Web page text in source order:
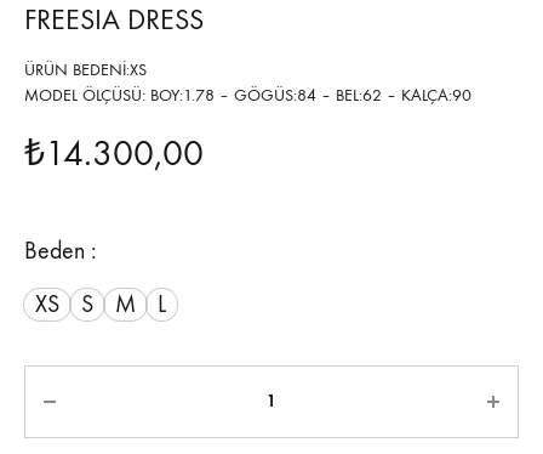
FREESIA DRESS
ÜRÜN BEDENİ:XS
MODEL ÖLÇÜSÜ: BOY:1.78 – GÖGÜS:84 – BEL:62 – KALÇA:90
₺14.300,00
Beden :
XS
S M L